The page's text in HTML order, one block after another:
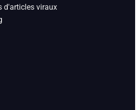
d'articles viraux